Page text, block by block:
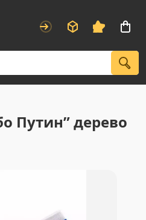
Путин” дерево